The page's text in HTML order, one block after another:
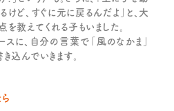
ど、すぐに元に戻るんだよ」と、大
教えてくれる子もいました。
に、自分の言葉で「風のなかま」
込んでいきます。